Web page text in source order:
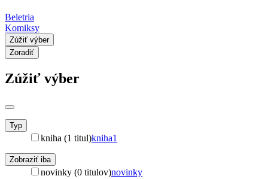
Beletria
Komiksy
Zúžiť výber
Zoradiť
Zúžiť výber
Typ
kniha (1 titul)kniha1
Zobraziť iba
novinky (0 titulov)novinky